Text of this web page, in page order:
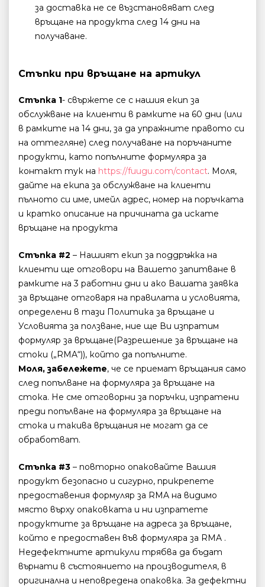
за доставка не се възстановяват след
връщане на продукта след 14 дни на
получаване.
Стъпки при връщане на артикул
Стъпка 1- свържете се с нашия екип за
обслужване на клиенти в рамките на 60 дни (или
в рамките на 14 дни, за да упражните правото си
на оттегляне) след получаване на поръчаните
продукти, като попълните формуляра за
контакт тук на https://fuugu.com/contact. Моля,
дайте на екипа за обслужване на клиенти
пълното си име, имейл адрес, номер на поръчката
и кратко описание на причината да искате
връщане на продукта
Стъпка #2 – Нашият екип за поддръжка на
клиенти ще отговори на Вашето запитване в
рамките на 3 работни дни и ако Вашата заявка
за връщане отговаря на правилата и условията,
определени в тази Политика за връщане и
Условията за ползване, ние ще Ви изпратим
формуляр за връщане(Разрешение за връщане на
стоки („RMA“)), който да попълните.
Моля, забележете, че се приемат връщания само
след попълване на формуляра за връщане на
стока. Не сме отговорни за поръчки, изпратени
преди попълване на формуляра за връщане на
стока и такива връщания не могат да се
обработват.
Стъпка #3 – повторно опаковайте Вашия
продукт безопасно и сигурно, прикрепете
предоставения формуляр за RMA на видимо
място върху опаковката и ни изпратете
продуктите за връщане на адреса за връщане,
който е предоставен във формуляра за RMA .
Недефектните артикули трябва да бъдат
върнати в състоянието на производителя, в
оригинална и неповредена опаковка. За дефектни